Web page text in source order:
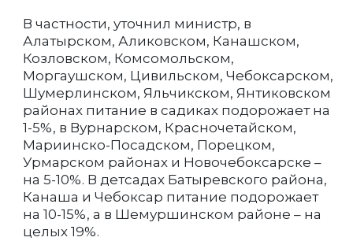
В частности, уточнил министр, в
Алатырском, Аликовском, Канашском,
Козловском, Комсомольском,
Моргаушском, Цивильском, Чебоксарском,
Шумерлинском, Яльчикском, Янтиковском
районах питание в садиках подорожает на
1-5%, в Вурнарском, Красночетайском,
Мариинско-Посадском, Порецком,
Урмарском районах и Новочебоксарске –
на 5-10%. В детсадах Батыревского района,
Канаша и Чебоксар питание подорожает
на 10-15%, а в Шемуршинском районе – на
целых 19%.